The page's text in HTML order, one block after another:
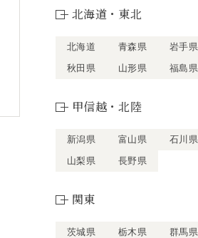
北海道・東北
北海道 青森県 岩手県
秋田県
山形県 福島県
甲信越・北陸
新潟県 富山県 石川県
山梨県
長野県
関東
茨城県 栃木県 群馬県